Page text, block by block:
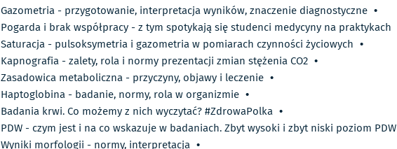
Gazometria - przygotowanie, interpretacja wyników, znaczenie diagnostyczne •
Pogarda i brak współpracy - z tym spotykają się studenci medycyny na praktykach
Saturacja - pulsoksymetria i gazometria w pomiarach czynności życiowych •
Kapnografia - zalety, rola i normy prezentacji zmian stężenia CO2 •
Zasadowica metaboliczna - przyczyny, objawy i leczenie •
Haptoglobina - badanie, normy, rola w organizmie •
Badania krwi. Co możemy z nich wyczytać? #ZdrowaPolka •
PDW - czym jest i na co wskazuje w badaniach. Zbyt wysoki i zbyt niski poziom PDW
Wyniki morfologii - normy, interpretacja •